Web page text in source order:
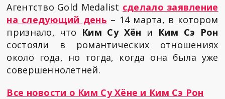
Агентство Gold Medalist сделало заявление
на следующий день – 14 марта, в котором
признало, что Ким Су Хён и Ким Сэ Рон
состояли в романтических отношениях
около года, но тогда, когда она была уже
совершеннолетней.
Все новости о Ким Су Хёне и Ким Сэ Рон